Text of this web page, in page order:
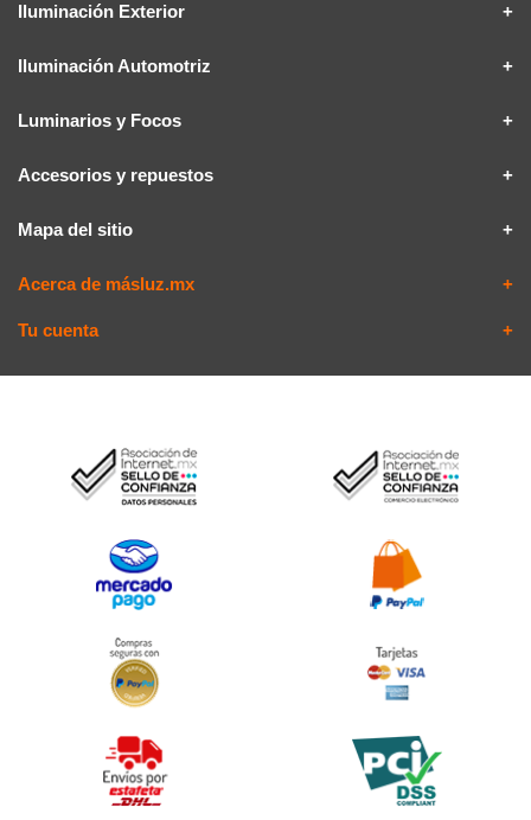
Iluminación Exterior
Iluminación Automotriz
Luminarios y Focos
Accesorios y repuestos
Mapa del sitio
Acerca de másluz.mx
Tu cuenta